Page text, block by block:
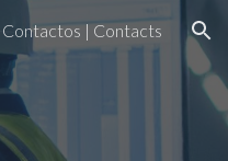
Contactos | Contacts